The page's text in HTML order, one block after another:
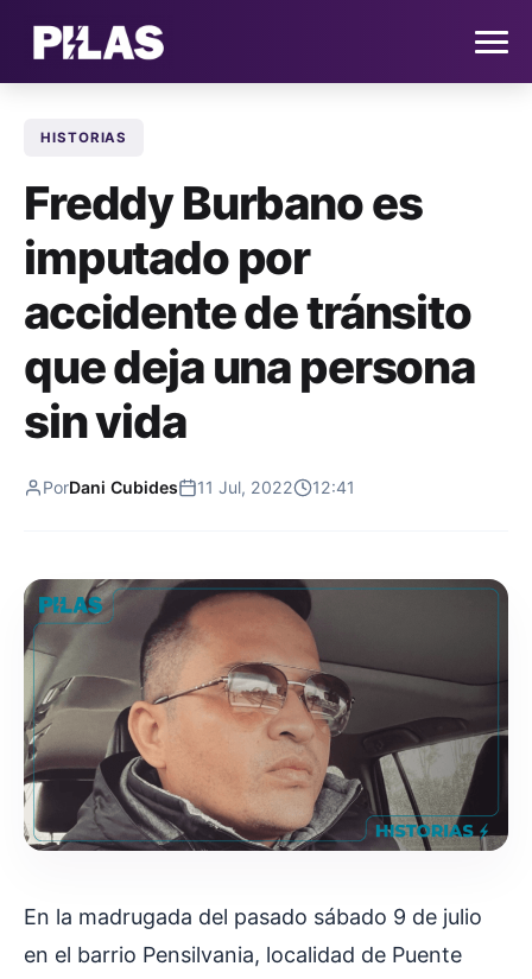
NOTICIAS
QUIÉNES SOMOS
CONTACTO
HISTORIAS
Freddy Burbano es
imputado por
accidente de tránsito
que deja una persona
sin vida
PorDani Cubides 11 Jul, 2022 12:41
En la madrugada del pasado sábado 9 de julio
en el barrio Pensilvania, localidad de Puente